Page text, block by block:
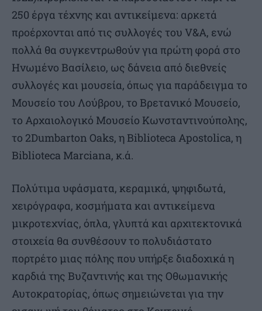
250 έργα τέχνης και αντικείμενα: αρκετά
προέρχονται από τις συλλογές του V&A, ενώ
πολλά θα συγκεντρωθούν για πρώτη φορά στο
Ηνωμένο Βασίλειο, ως δάνεια από διεθνείς
συλλογές και μουσεία, όπως για παράδειγμα το
Μουσείο του Λούβρου, το Βρετανικό Μουσείο,
το Αρχαιολογικό Μουσείο Κωνσταντινούπολης,
το 2Dumbarton Oaks, η Biblioteca Apostolica, η
Biblioteca Marciana, κ.ά.
Πολύτιμα υφάσματα, κεραμικά, ψηφιδωτά,
χειρόγραφα, κοσμήματα και αντικείμενα
μικροτεχνίας, όπλα, γλυπτά και αρχιτεκτονικά
στοιχεία θα συνθέσουν το πολυδιάστατο
πορτρέτο μιας πόλης που υπήρξε διαδοχικά η
καρδιά της Βυζαντινής και της Οθωμανικής
Αυτοκρατορίας, όπως σημειώνεται για την